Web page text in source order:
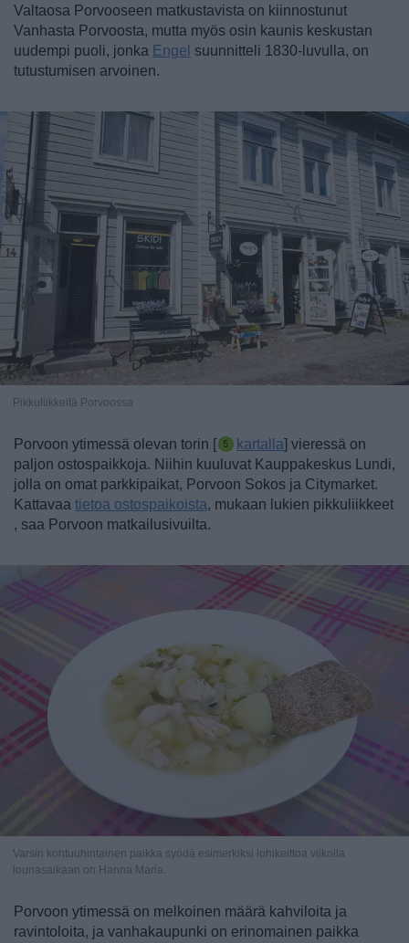
Valtaosa Porvooseen matkustavista on kiinnostunut
Vanhasta Porvoosta, mutta myös osin kaunis keskustan
uudempi puoli, jonka Engel suunnitteli 1830-luvulla, on
tutustumisen arvoinen.
Pikkuliikkeitä Porvoossa
Porvoon ytimessä olevan torin [ kartalla] vieressä on
paljon ostospaikkoja. Niihin kuuluvat Kauppakeskus Lundi,
jolla on omat parkkipaikat, Porvoon Sokos ja Citymarket.
Kattavaa tietoa ostospaikoista, mukaan lukien pikkuliikkeet
, saa Porvoon matkailusivuilta.
Varsin kohtuuhintainen paikka syödä esimerkiksi lohikeittoa viikolla
lounasaikaan on Hanna Maria.
Porvoon ytimessä on melkoinen määrä kahviloita ja
ravintoloita, ja vanhakaupunki on erinomainen paikka